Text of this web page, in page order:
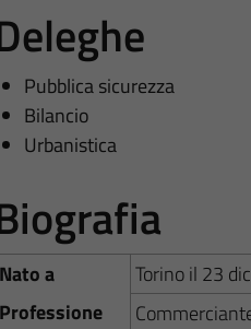
Pubblica sicurezza
Bilancio
Urbanistica
Nato a
Torino il 23
Professione